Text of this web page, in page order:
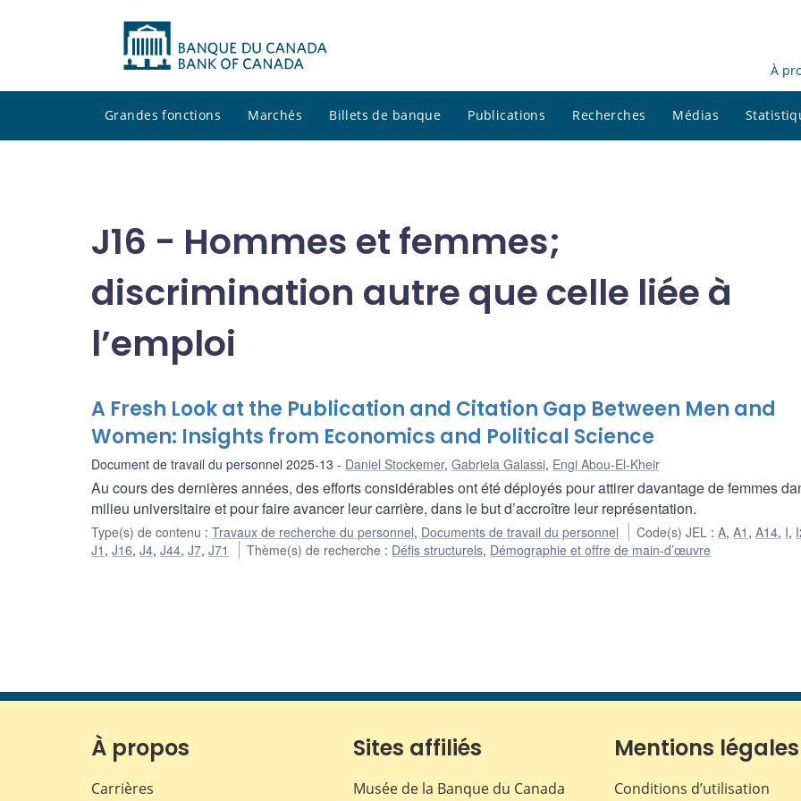
À
Grandes fonctions Marchés Billets de banque Publications Recherches Médias
J16 - Hommes et femmes;
discrimination autre que celle liée à
l’emploi
A Fresh Look at the Publication and Citation Gap Between Men and
Women: Insights from Economics and Political Science
Document de travail du personnel 2025-13 Daniel Stockemer, Gabriela Galassi, Engi Abou-El-Kheir
Au cours des dernières années, des efforts considérables ont été déployés pour attirer davantage de femmes
milieu universitaire et pour faire avancer leur carrière, dans le but d’accroître leur représentation.
Type(s) de contenu : Travaux de recherche du personnel, Documents de travail du personnel Code(s) JEL :A,A1 ,A14, I,
J1 , J16, J4, J44, J7, J71 Thème(s) de recherche : Défis structurels, Démographie et offre de main-d’œuvre
À propos
Carrières
Sites affiliés
Musée de la Banque du Canada
Mentions légales
Conditions d’utilisation